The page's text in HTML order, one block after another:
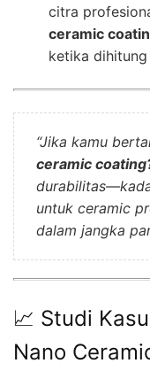
citra
ceramic
ketika
“Jika kamu
ceramic
untuk ceramic
dalam jangka
📈 Studi
Nano